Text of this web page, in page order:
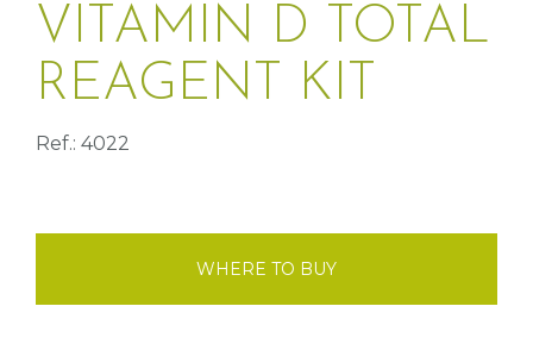
VITAMIN D TOTAL
REAGENT KIT
Ref.: 4022
WHERE TO BUY